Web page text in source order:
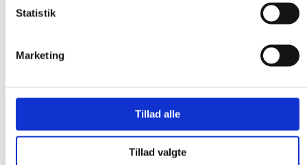
Statistik
Marketing
Tillad alle
Tillad valgte